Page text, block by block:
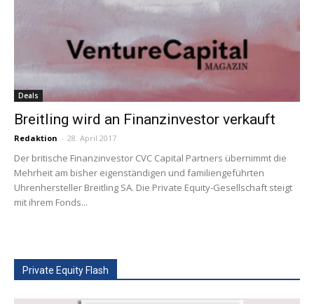
Deals
Breitling wird an Finanzinvestor verkauft
Redaktion - 28. April 2017
Der britische Finanzinvestor CVC Capital Partners übernimmt die
Mehrheit am bisher eigenständigen und familiengeführten
Uhrenhersteller Breitling SA. Die Private Equity-Gesellschaft steigt
mit ihrem Fonds...
Private Equity Flash